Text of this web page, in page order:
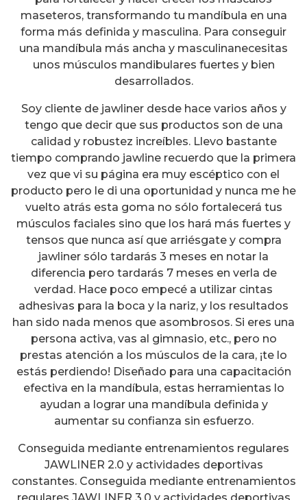
maseteros, transformando tu mandíbula en una
forma más definida y masculina. Para conseguir
una mandíbula más ancha y masculinanecesitas
unos músculos mandibulares fuertes y bien
desarrollados.
Soy cliente de jawliner desde hace varios años y
tengo que decir que sus productos son de una
calidad y robustez increíbles. Llevo bastante
tiempo comprando jawline recuerdo que la primera
vez que vi su página era muy escéptico con el
producto pero le di una oportunidad y nunca me he
vuelto atrás esta goma no sólo fortalecerá tus
músculos faciales sino que los hará más fuertes y
tensos que nunca así que arriésgate y compra
jawliner sólo tardarás 3 meses en notar la
diferencia pero tardarás 7 meses en verla de
verdad. Hace poco empecé a utilizar cintas
adhesivas para la boca y la nariz, y los resultados
han sido nada menos que asombrosos. Si eres una
persona activa, vas al gimnasio, etc., pero no
prestas atención a los músculos de la cara, ¡te lo
estás perdiendo! Diseñado para una capacitación
efectiva en la mandíbula, estas herramientas lo
ayudan a lograr una mandíbula definida y
aumentar su confianza sin esfuerzo.
Conseguida mediante entrenamientos regulares
JAWLINER 2.0 y actividades deportivas
constantes. Conseguida mediante entrenamientos